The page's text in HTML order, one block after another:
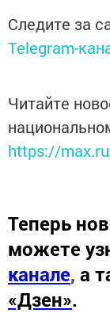
Следите за
Telegram-
Читайте
https://
Теперь
можете
канале, а
«Дзен».